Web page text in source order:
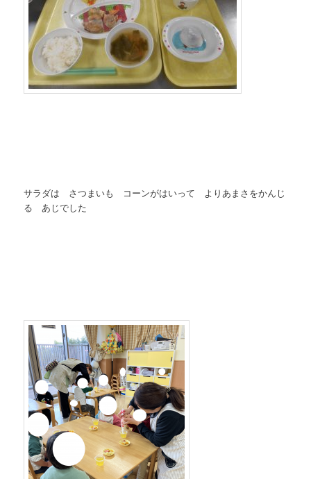
サラダは さつまいも コーンがはいって よりあまさをかんじ
る あじでした